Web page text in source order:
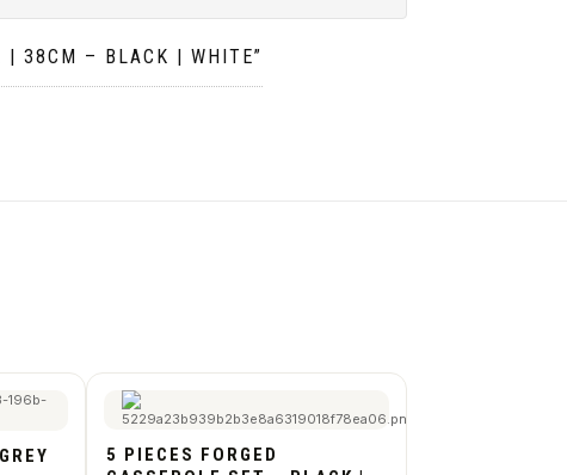
| 38CM – BLACK | WHITE”
5 PIECES FORGED